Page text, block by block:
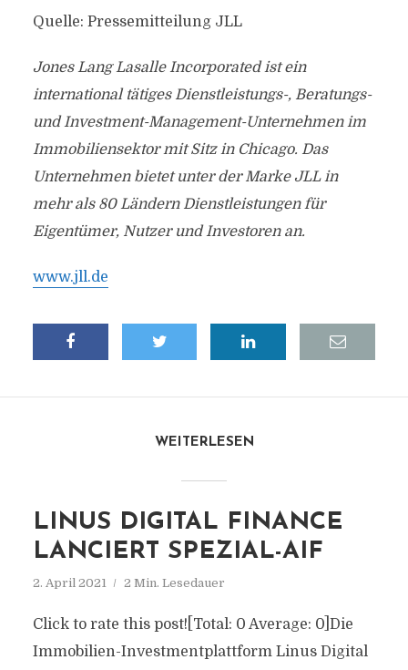
Quelle: Pressemitteilung JLL
Jones Lang Lasalle Incorporated ist ein
international tätiges Dienstleistungs-, Beratungs-
und Investment-Management-Unternehmen im
Immobiliensektor mit Sitz in Chicago. Das
Unternehmen bietet unter der Marke JLL in
mehr als 80 Ländern Dienstleistungen für
Eigentümer, Nutzer und Investoren an.
www.jll.de
WEITERLESEN
LINUS DIGITAL FINANCE
LANCIERT SPEZIAL-AIF
2. April 2021 2 Min. Lesedauer
Click to rate this post![Total: 0 Average: 0]Die
Immobilien-Investmentplattform Linus Digital